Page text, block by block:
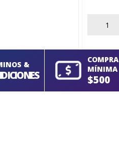
AÑADIR
&
COMPRA
MÍNIMA
$500